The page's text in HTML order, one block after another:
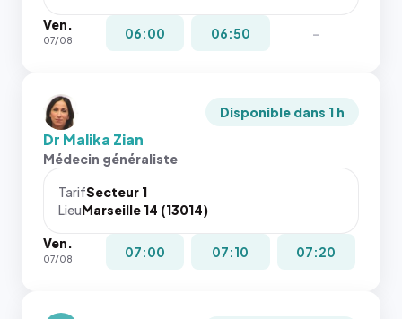
Ven.
07/08 06:00 06:50 -
Disponible dans 1 h
Dr Malika Zian
Médecin généraliste
TarifSecteur 1
LieuMarseille 14 (13014)
Ven.
07/08 07:00 07:10 07:20